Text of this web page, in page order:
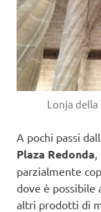
Lonja
A pochi passi
Plaza Redonda
parzialmente
dove è possibile
altri prodotti di